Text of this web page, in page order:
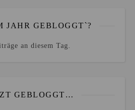
JAHR GEBLOGGT`?
an diesem Tag.
GEBLOGGT…